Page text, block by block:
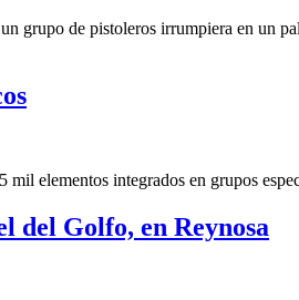
grupo de pistoleros irrumpiera en un
elementos integrados en grupos
del Golfo, en Reynosa